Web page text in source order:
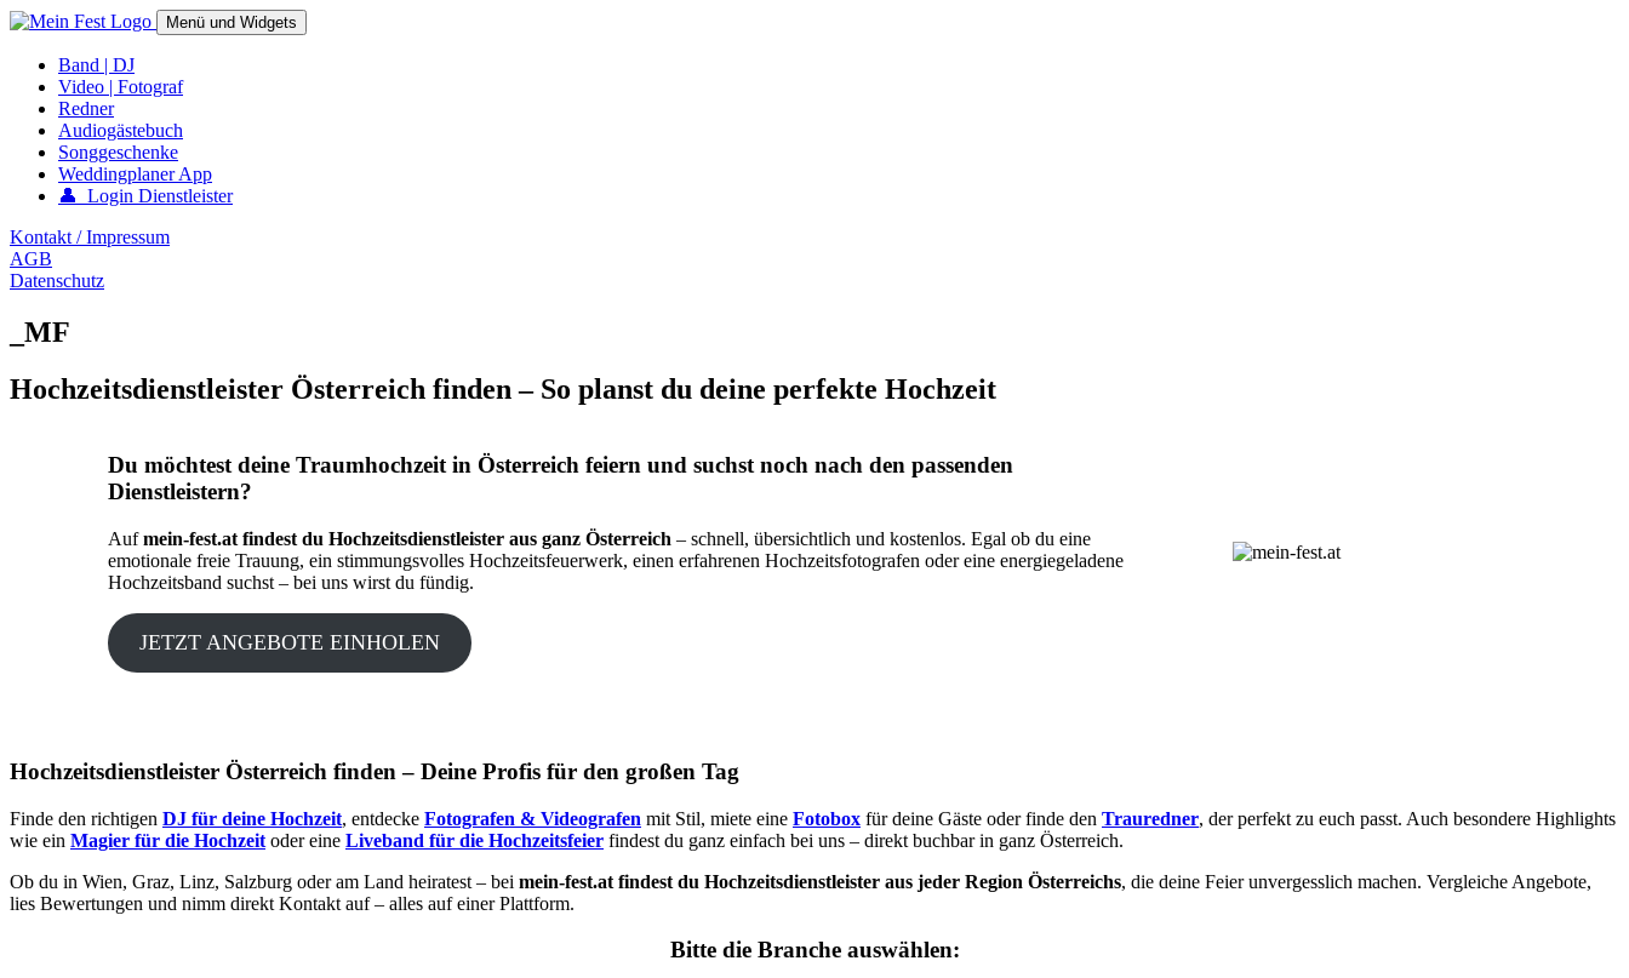
Springe
Inhalt
mein-fest.at – Band / Fotograf für Hochzeit oder Fest buchen!
Menü und Widgets
Band | DJ
Video | Fotograf
Redner
Audiogästebuch
Songgeschenke
Weddingplaner App
👤 Login Dienstleister
Kontakt / Impressum
AGB
Datenschutz
_MF
Hochzeitsdienstleister Österreich finden – So planst du deine perfekte Hochzeit
Du möchtest deine Traumhochzeit in Österreich feiern und suchst noch nach den passenden
Dienstleistern?
Aufmein-fest.at findest du Hochzeitsdienstleister aus ganz Österreich – schnell, übersichtlich und kostenlos. Egal ob du eine
emotionale freie Trauung, ein stimmungsvolles Hochzeitsfeuerwerk, einen erfahrenen Hochzeitsfotografen oder eine energiegeladene
Hochzeitsband suchst – bei uns wirst du fündig.
JETZT ANGEBOTE EINHOLEN
Hochzeitsdienstleister Österreich finden – Deine Profis für den großen Tag
Finde den richtigen DJ für deine Hochzeit, entdecke Fotografen & Videografen mit Stil, miete eine Fotobox für deine Gäste oder finde den Trauredner, der perfekt zu euch passt. Auch besondere Highlights
wie ein Magier für die Hochzeit oder eine Liveband für die Hochzeitsfeier findest du ganz einfach bei uns – direkt buchbar in ganz Österreich.
Ob du in Wien, Graz, Linz, Salzburg oder am Land heiratest – bei mein-fest.at findest du Hochzeitsdienstleister aus jeder Region Österreichs, die deine Feier unvergesslich machen. Vergleiche Angebote,
lies Bewertungen und nimm direkt Kontakt auf – alles auf einer Plattform.
Bitte die Branche auswählen: